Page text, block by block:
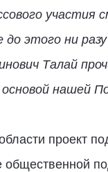
участия
этого ни
Талай
нашей
проект